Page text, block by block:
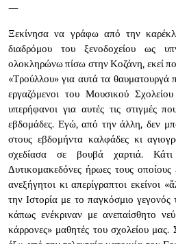
—
Ξεκίνησα να γράφω από την
διαδρόμου του ξενοδοχείου ως
ολοκληρώνω πίσω στην Κοζάνη, εκεί
«Τρούλλου» για αυτά τα θαυματουργά
εργαζόμενοι του Μουσικού
υπερήφανοι για αυτές τις στιγμές
εβδομάδες. Εγώ, από την άλλη, δεν
στους εβδομήντα καλφάδες κι
σχεδίασα σε βουβά χαρτιά.
Δυτικομακεδόνες ήρωες τους
ανεξήγητοι κι απερίγραπτοι εκείνοι «
την Ιστορία με το παγκόσμιο
κάπως ενέκριναν με ανεπαίσθητο
κάρρονες» μαθητές του σχολείου